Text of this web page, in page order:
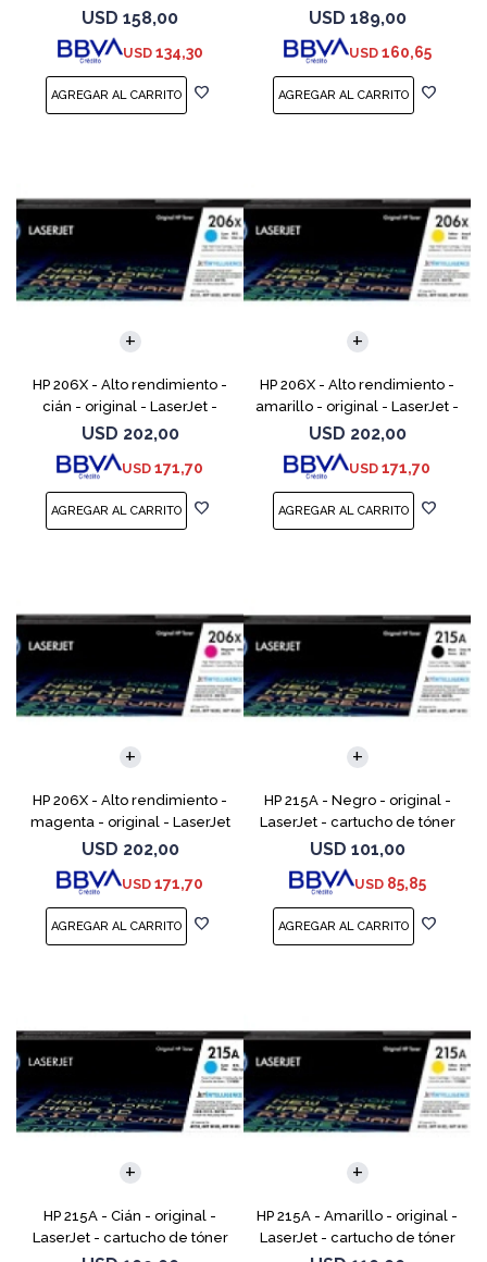
(W2113A) - para Color
LaserJet Pro M255, M283, MFP
M282, MFP M283
USD 158,00
USD 134,30
cartucho de tóner (W2110X) -
para Color LaserJet Pro M255,
M283, MFP
USD 189,00
USD 160,65
HP 206X - Alto rendimiento -
cián - original - LaserJet -
cartucho de tóner (W2111X) -
para Color LaserJet Pro M255,
M283, MFP M
USD 202,00
USD 171,70
HP 206X - Alto rendimiento -
amarillo - original - LaserJet -
cartucho de tóner (W2112X) -
para Color LaserJet Pro M255,
M283, M
USD 202,00
USD 171,70
HP 206X - Alto rendimiento -
magenta - original - LaserJet
- cartucho de tóner (W2113X)
- para Color LaserJet Pro
M255, M283, MF
USD 202,00
USD 171,70
HP 215A - Negro - original -
LaserJet - cartucho de tóner
(W2310A) - para Color
LaserJet Pro M155a, M155nw,
MFP M182n, MFP M182n
USD 101,00
USD 85,85
HP 215A - Cián - original -
LaserJet - cartucho de tóner
HP 215A - Amarillo - original -
LaserJet - cartucho de tóner